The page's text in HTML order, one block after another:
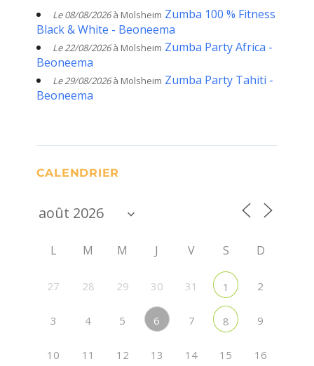
Le 08/08/2026à Molsheim Zumba 100 % Fitness
Black & White - Beoneema
Le 22/08/2026à Molsheim Zumba Party Africa -
Beoneema
Le 29/08/2026à Molsheim Zumba Party Tahiti -
Beoneema
CALENDRIER
L M M J V S D
27 28 29 30 31 1 2
3 4 5 6 7 8 9
10 11 12 13 14 15 16